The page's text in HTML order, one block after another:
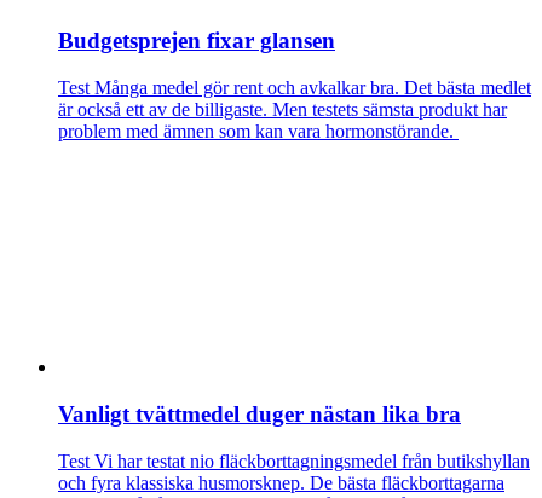
Budgetsprejen fixar glansen
Test Många medel gör rent och avkalkar bra. Det bästa medlet
är också ett av de billigaste. Men testets sämsta produkt har
problem med ämnen som kan vara hormonstörande.
Vanligt tvättmedel duger nästan lika bra
Test Vi har testat nio fläckborttagningsmedel från butikshyllan
och fyra klassiska husmorsknep. De bästa fläckborttagarna